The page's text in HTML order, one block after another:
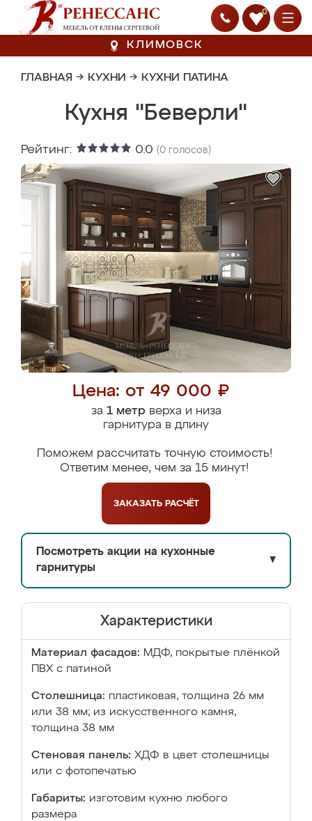
0
КЛИМОВСК
ГЛАВНАЯ → КУХНИ → КУХНИ ПАТИНА
Кухня "Беверли"
Рейтинг: 0.0 (0 голосов)
Цена: от 49 000 ₽
за 1 метрверха и низа
гарнитура в длину
Поможем рассчитать точную стоимость!
Ответим менее, чем за 15 минут!
ЗАКАЗАТЬ РАСЧЁТ
Посмотреть акции на кухонные
гарнитуры
▼
Характеристики
Материал фасадов: МДФ, покрытые плёнкой
ПВХ с патиной
Столешница: пластиковая, толщина 26 мм
или 38 мм; из искусственного камня,
толщина 38 мм
Стеновая панель: ХДФ в цвет столешницы
или с фотопечатью
Габариты: изготовим кухню любого
размера